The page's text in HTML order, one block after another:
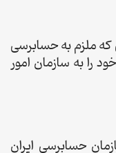
که ملزم به حسابرسی
را به سازمان امور
حسابرسی ایران